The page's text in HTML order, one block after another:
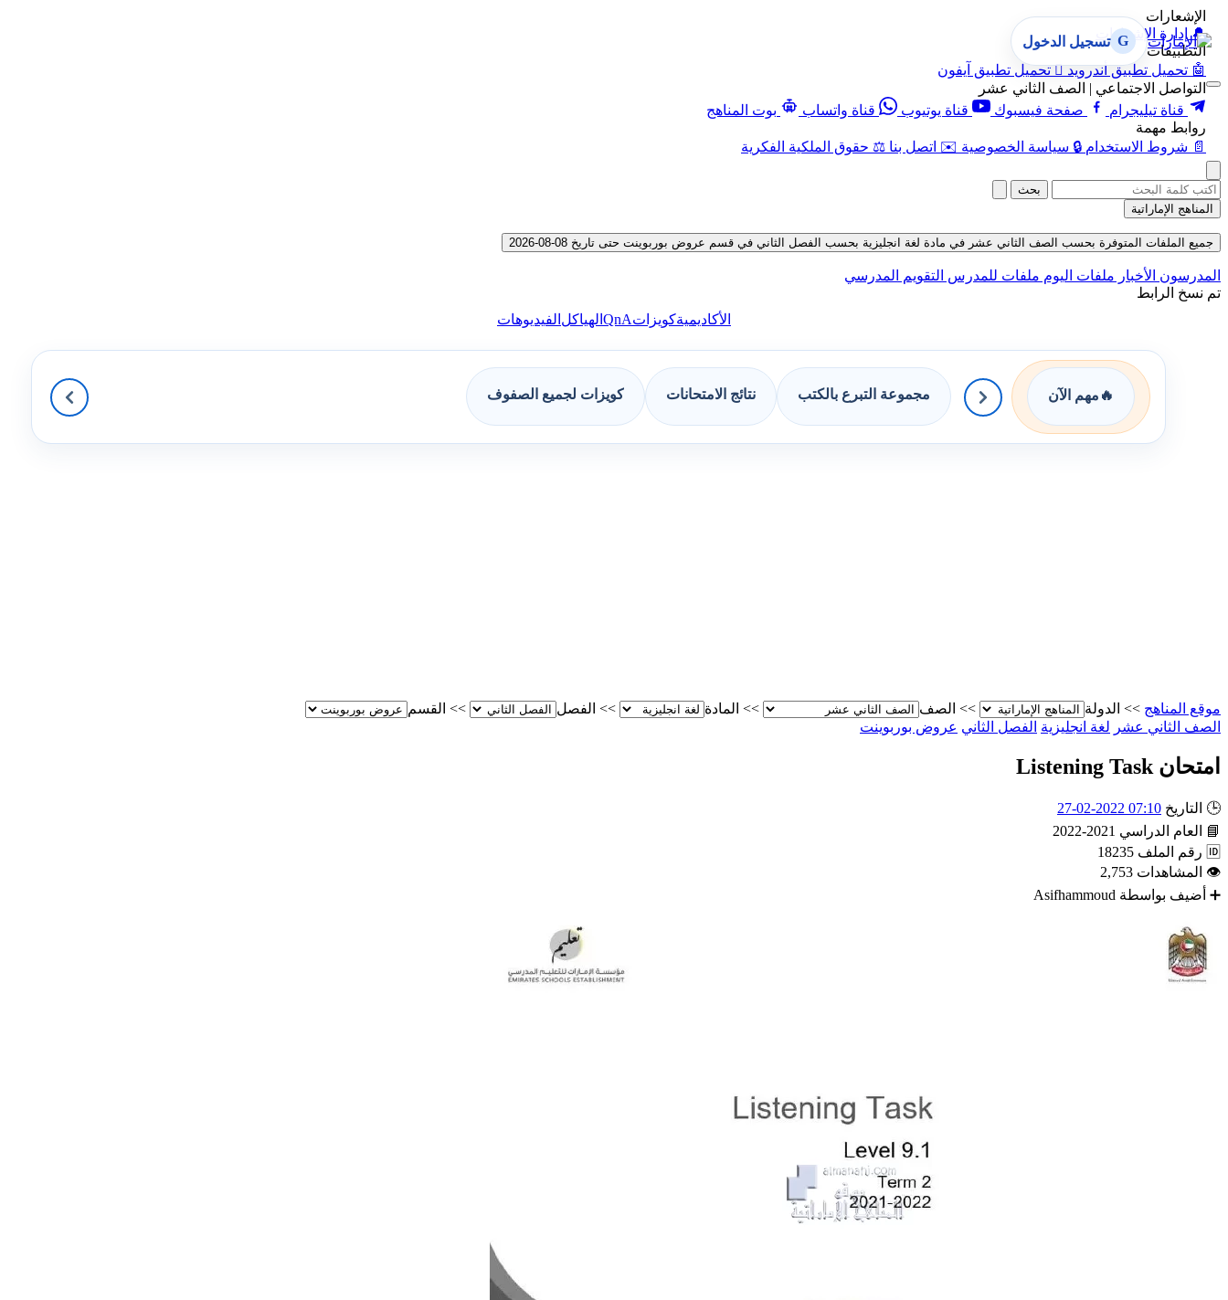
الإشعارات
🔔 إدارة الإشعارات
التطبيقات
🤖 تحميل تطبيق أندرويد  تحميل تطبيق آيفون
التواصل الاجتماعي | الصف الثاني عشر
قناة تيليجرام
صفحة فيسبوك قناة يوتيوب قناة واتساب
بوت المناهج
روابط مهمة
📄 شروط الاستخدام 🔒 سياسة الخصوصية ✉️ اتصل بنا ⚖️ حقوق الملكية الفكرية
G تسجيل الدخول
بحث
المناهج الإماراتية
جميع الملفات المتوفرة بحسب الصف الثاني عشر في مادة لغة انجليزية بحسب الفصل الثاني في قسم عروض بوربوينت حتى تاريخ 08-08-2026
المدرسون الأخبار ملفات اليوم ملفات للمدرس التقويم المدرسي
تم نسخ الرابط
الأكاديميةكويزاتQnA الهياكل الفيديوهات
🔥 مهم الآن مجموعة التبرع بالكتب نتائج الامتحانات كويزات لجميع الصفوف
موقع المناهج >> الدولة >> الصف >> المادة >> الفصل >> القسم
الصف الثاني عشر لغة انجليزية الفصل الثاني عروض بوربوينت
امتحان Listening Task
🕒 التاريخ 07:10 2022-02-27
📘
العام الدراسي 2021-2022
🆔 رقم الملف 18235
👁 المشاهدات 2,753
➕ أضيف بواسطة Asifhammoud